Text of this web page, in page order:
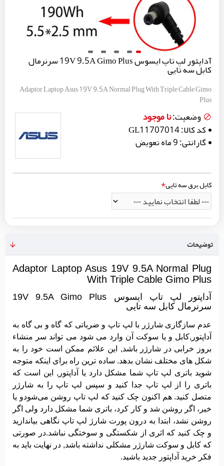
آداپتور لپ تاپ ایسوس 19V 9.5A Gimo Plus سرنرمال
کابل سه تایی
Adaptor Laptop Asus 19V 9.5A Normal Plug With Triple Cable Gimo
Plus
وضعیت:نا موجود
کد کالا:GL11707014
گارانتی:9 ماه تعویض
کابل برق سه تایی
توضیحات
Adaptor Laptop Asus 19V 9.5A Normal Plug
With Triple Cable Gimo Plus
آداپتور لپ تاپ ایسوس 19V 9.5A Gimo Plus
سرنرمال کابل سه تایی
عدم سازگاری شارژر با لپ تاپ و ضرباتی که گاه و بی گاه به
آداپتور,کابل و یا سوکت آن وارد می شود می تواند سر منشاء
بروز خرابی در شارژر باشد, این علائم ممکن است خود را به
شکل های مختلف نشان بدهد. ساده ترین راه برای اینکه متوجه
شوید باتری لپ تاپ شما مشکل دارد یا آداپتور, این است که
باتری را از لپ تاپ جدا کنید و سپس لپ تاپ را به شارژر
متصل کنید. هم اکنون چک کنید که لپ تاپ روشن می‌شودو یا
خیر، اگر روشن شد و کار کرد، باتری شما مشکل دارد ولی اگر
روشن نشد، ابتدا به درون پورت شارژ لپ تاپ نگاهی بیاندازید
و چک کنید که اثری از شکستگی و سوختگی نباشد.در صورتی
که کابل و سوکت شارژر مشکلی نداشته باشد, در نهایت باید به
فکر خرید آداپتور جدید باشید.